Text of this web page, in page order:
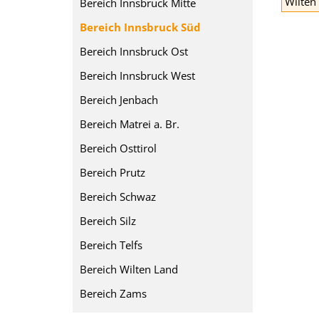
Bereich Innsbruck Mitte
Bereich Innsbruck Süd
Bereich Innsbruck Ost
Bereich Innsbruck West
Bereich Jenbach
Bereich Matrei a. Br.
Bereich Osttirol
Bereich Prutz
Bereich Schwaz
Bereich Silz
Bereich Telfs
Bereich Wilten Land
Bereich Zams